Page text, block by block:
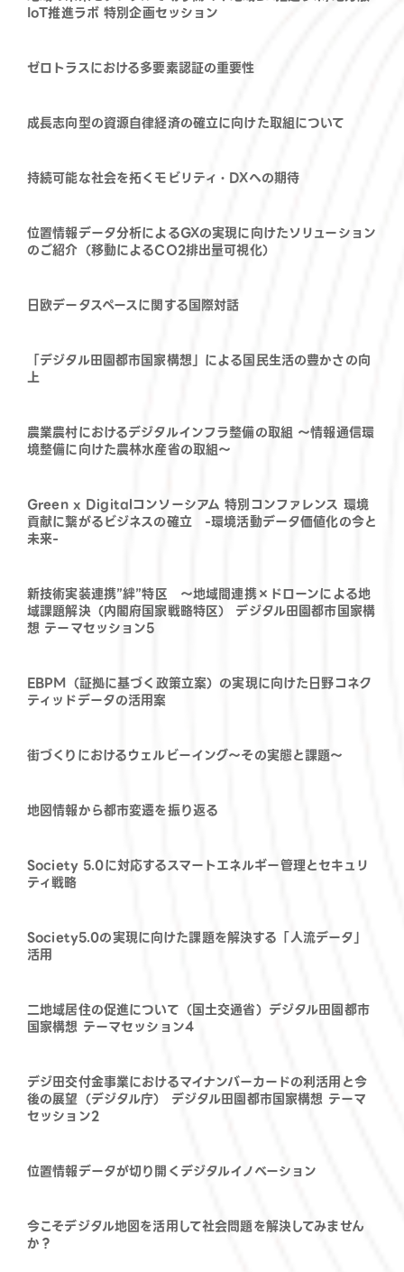
IoT推進ラボ 特別企画セッション
ゼロトラスにおける多要素認証の重要性
成長志向型の資源自律経済の確立に向けた取組について
持続可能な社会を拓くモビリティ・DXへの期待
位置情報データ分析によるGXの実現に向けたソリューション
のご紹介（移動によるCO2排出量可視化）
日欧データスペースに関する国際対話
「デジタル田園都市国家構想」による国民生活の豊かさの向
上
農業農村におけるデジタルインフラ整備の取組 ～情報通信環
境整備に向けた農林水産省の取組～
Green x Digitalコンソーシアム 特別コンファレンス 環境
貢献に繋がるビジネスの確立 -環境活動データ価値化の今と
未来-
新技術実装連携”絆”特区 ～地域間連携×ドローンによる地
域課題解決（内閣府国家戦略特区） デジタル田園都市国家構
想 テーマセッション5
EBPM（証拠に基づく政策立案）の実現に向けた日野コネク
ティッドデータの活用案
街づくりにおけるウェルビーイング～その実態と課題～
地図情報から都市変遷を振り返る
Society 5.0に対応するスマートエネルギー管理とセキュリ
ティ戦略
Society5.0の実現に向けた課題を解決する「人流データ」
活用
二地域居住の促進について（国土交通省）デジタル田園都市
国家構想 テーマセッション4
デジ田交付金事業におけるマイナンバーカードの利活用と今
後の展望（デジタル庁） デジタル田園都市国家構想 テーマ
セッション2
位置情報データが切り開くデジタルイノベーション
今こそデジタル地図を活用して社会問題を解決してみません
か？